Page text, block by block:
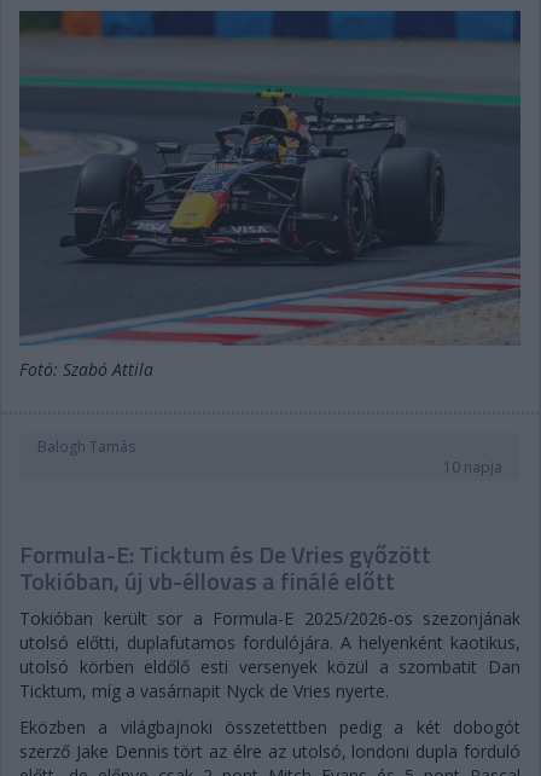
Fotó: Szabó Attila
Balogh Tamás
10 napja
Formula-E: Ticktum és De Vries győzött
Tokióban, új vb-éllovas a finálé előtt
Tokióban került sor a Formula-E 2025/2026-os szezonjának
utolsó előtti, duplafutamos fordulójára. A helyenként kaotikus,
utolsó körben eldőlő esti versenyek közül a szombatit Dan
Ticktum, míg a vasárnapit Nyck de Vries nyerte.
Eközben a világbajnoki összetettben pedig a két dobogót
szerző Jake Dennis tört az élre az utolsó, londoni dupla forduló